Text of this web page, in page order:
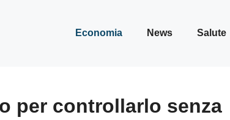
Economia News Salute
per controllarlo senza